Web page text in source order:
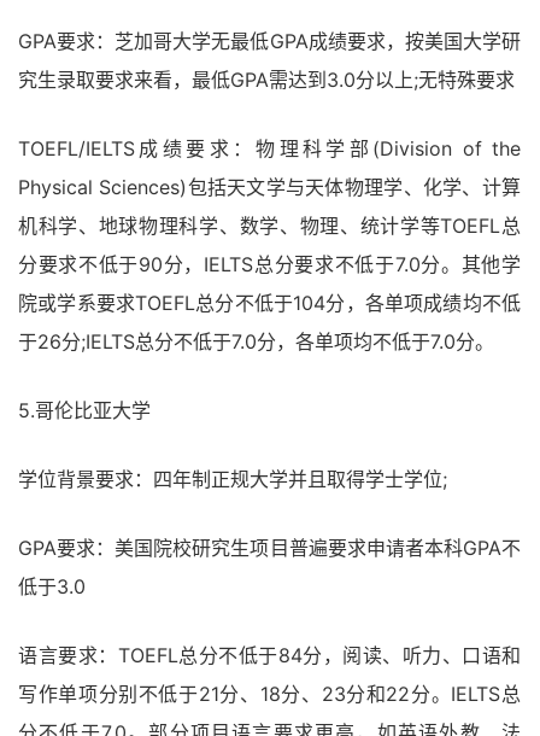
GPA要求：芝加哥大学无最低GPA成绩要求，按美国大学研
究生录取要求来看，最低GPA需达到3.0分以上;无特殊要求
TOEFL/IELTS成绩要求：物理科学部(Division of the
Physical Sciences)包括天文学与天体物理学、化学、计算
机科学、地球物理科学、数学、物理、统计学等TOEFL总
分要求不低于90分，IELTS总分要求不低于7.0分。其他学
院或学系要求TOEFL总分不低于104分，各单项成绩均不低
于26分;IELTS总分不低于7.0分，各单项均不低于7.0分。
5.哥伦比亚大学
学位背景要求：四年制正规大学并且取得学士学位;
GPA要求：美国院校研究生项目普遍要求申请者本科GPA不
低于3.0
语言要求：TOEFL总分不低于84分，阅读、听力、口语和
写作单项分别不低于21分、18分、23分和22分。IELTS总